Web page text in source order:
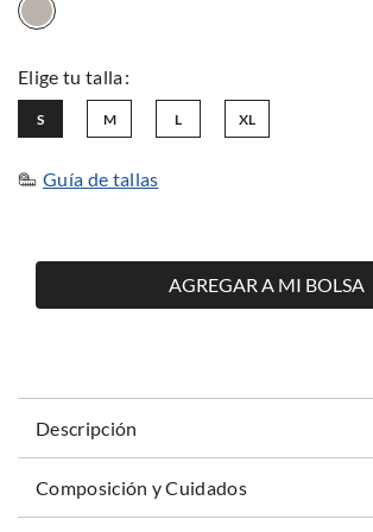
L
M
S XL
Guía de tallas
AGREGAR A MI BOLSA
Descripción
Composición y Cuidados